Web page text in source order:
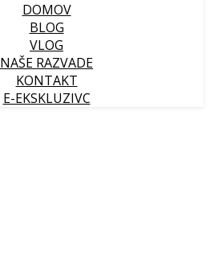
DOMOV
BLOG
VLOG
NAŠE RAZVADE
KONTAKT
E-EKSKLUZIVC